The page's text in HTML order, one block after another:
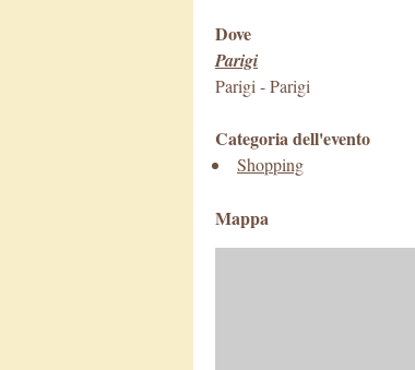
Dove
Parigi
Parigi -Parigi
Categoria dell'evento
Shopping
Mappa